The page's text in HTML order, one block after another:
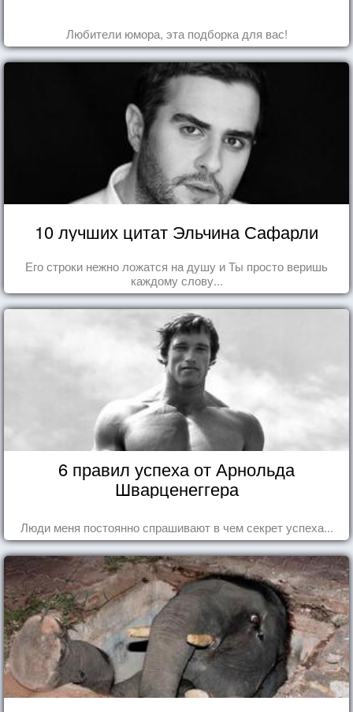
Любители юмора, эта подборка для вас!
10 лучших цитат Эльчина Сафарли
Его строки нежно ложатся на душу и Ты просто веришь
каждому слову...
6 правил успеха от Арнольда
Шварценеггера
Люди меня постоянно спрашивают в чем секрет успеха...